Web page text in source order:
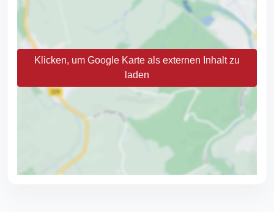
Klicken, um Google Karte als externen Inhalt zu
laden